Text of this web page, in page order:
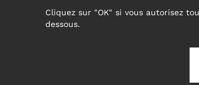
Cliquez sur "OK" si vous autorisez
dessous.